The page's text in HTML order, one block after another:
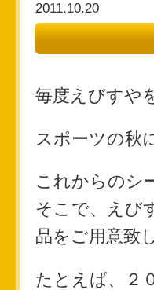
2011.10.20
毎度えびすや
スポーツの秋
これからのシ
そこで、えび
品をご用意致
たとえば、２